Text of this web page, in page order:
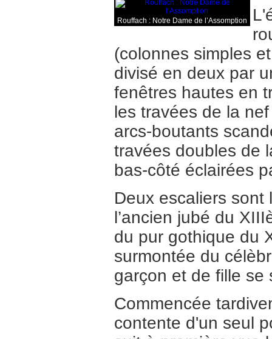
Rouffach : Notre Dame de l’Assomption
(colonnes simples
divisé en deux par
fenêtres hautes en
les travées de la
arcs-boutants
travées doubles de
bas-côté éclairées
Deux escaliers sont
l’ancien jubé du
du pur gothique du
surmontée du
garçon et de fille se
Commencée
contente d'un seul